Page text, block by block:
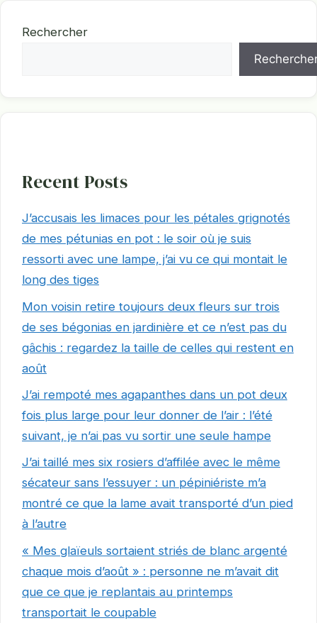
Rechercher
Recent Posts
J’accusais les limaces pour les pétales grignotés
de mes pétunias en pot : le soir où je suis
ressorti avec une lampe, j’ai vu ce qui montait le
long des tiges
Mon voisin retire toujours deux fleurs sur trois
de ses bégonias en jardinière et ce n’est pas du
gâchis : regardez la taille de celles qui restent en
août
J’ai rempoté mes agapanthes dans un pot deux
fois plus large pour leur donner de l’air : l’été
suivant, je n’ai pas vu sortir une seule hampe
J’ai taillé mes six rosiers d’affilée avec le même
sécateur sans l’essuyer : un pépiniériste m’a
montré ce que la lame avait transporté d’un pied
à l’autre
« Mes glaïeuls sortaient striés de blanc argenté
chaque mois d’août » : personne ne m’avait dit
que ce que je replantais au printemps
transportait le coupable